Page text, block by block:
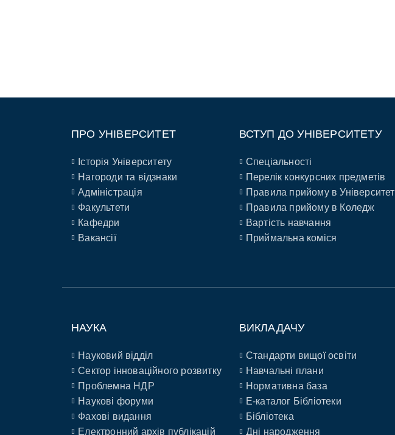
ПРО УНІВЕРСИТЕТ
Історія Університету
Нагороди та відзнаки
Адміністрація
Факультети
Кафедри
Вакансії
ВСТУП ДО УНІВЕРСИТЕТУ
Спеціальності
Перелік конкурсних предметів
Правила прийому в Університет
Правила прийому в Коледж
Вартість навчання
Приймальна коміся
НАУКА
Науковий відділ
Сектор інноваційного розвитку
Проблемна НДР
Наукові форуми
Фахові видання
Електронний архів публікацій
ВИКЛАДАЧУ
Стандарти вищої освіти
Навчальні плани
Нормативна база
E-каталог Бібліотеки
Бібліотека
Дні народження